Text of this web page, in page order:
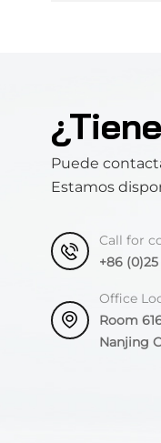
Puede
Estamos
Call for
+86
Office
Room
Nanjing